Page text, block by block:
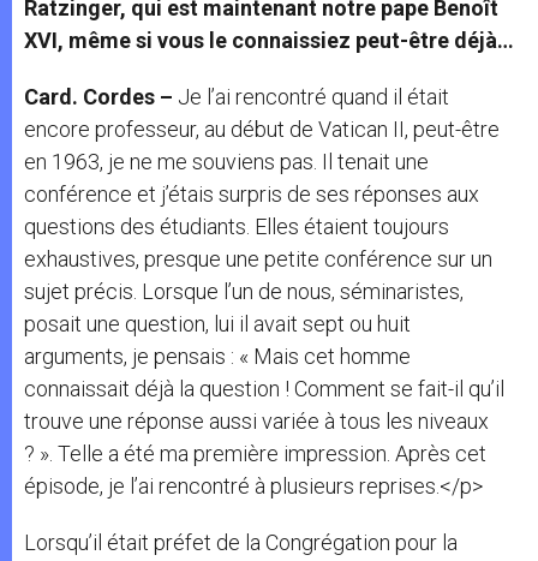
Ratzinger, qui est maintenant notre pape Benoît
XVI, même si vous le connaissiez peut-être déjà…
Card. Cordes – Je l’ai rencontré quand il était
encore professeur, au début de Vatican II, peut-être
en 1963, je ne me souviens pas. Il tenait une
conférence et j’étais surpris de ses réponses aux
questions des étudiants. Elles étaient toujours
exhaustives, presque une petite conférence sur un
sujet précis. Lorsque l’un de nous, séminaristes,
posait une question, lui il avait sept ou huit
arguments, je pensais : « Mais cet homme
connaissait déjà la question ! Comment se fait-il qu’il
trouve une réponse aussi variée à tous les niveaux
? ». Telle a été ma première impression. Après cet
épisode, je l’ai rencontré à plusieurs reprises.</p>
Lorsqu’il était préfet de la Congrégation pour la